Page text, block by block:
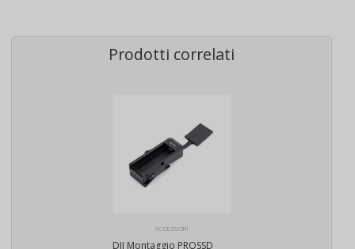
Prodotti correlati
ACCESSORI
DJI Montaggio PROSSD